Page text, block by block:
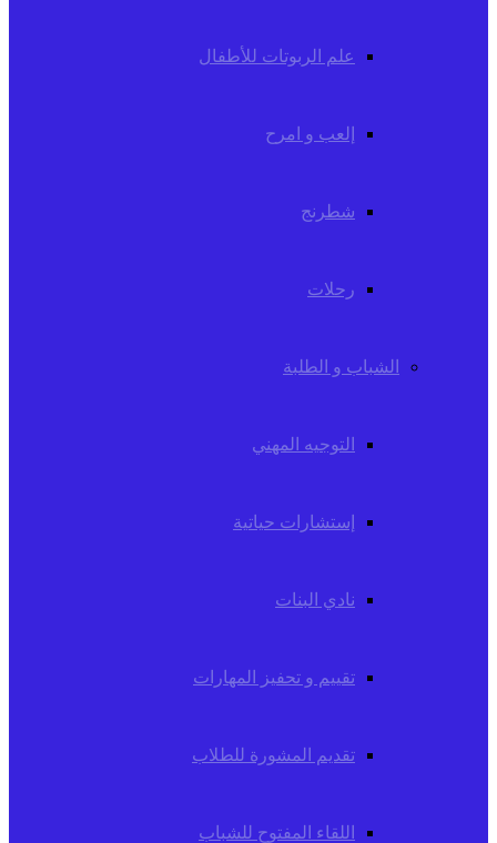
علم الربوتات للأطفال
إلعب و امرح
شطرنج
رحلات
الشباب و الطلبة
التوجيه المهني
إستشارات حياتية
نادي البنات
تقييم و تحفيز المهارات
تقديم المشورة للطلاب
اللقاء المفتوح للشباب